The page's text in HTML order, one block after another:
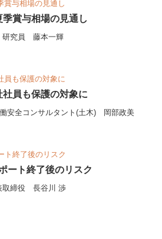
賞与相場の見通し
研究員 藤本一輝
員も保護の対象に
安全コンサルタント(土木) 岡部政美
ート終了後のリスク
取締役 長谷川 渉